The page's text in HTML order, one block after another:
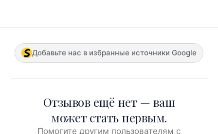
Добавьте нас в избранные источники Google
Отзывов ещё нет — ваш
может стать первым.
Помогите другим пользователям с